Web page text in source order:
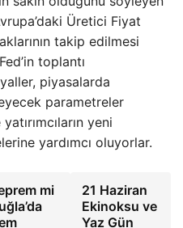
Üretici Fiyat
takip edilmesi
toplantı
piyasalarda
parametreler
yeni
yardımcı oluyorlar.
mi
21 Haziran
Ekinoksu ve
Yaz Gün